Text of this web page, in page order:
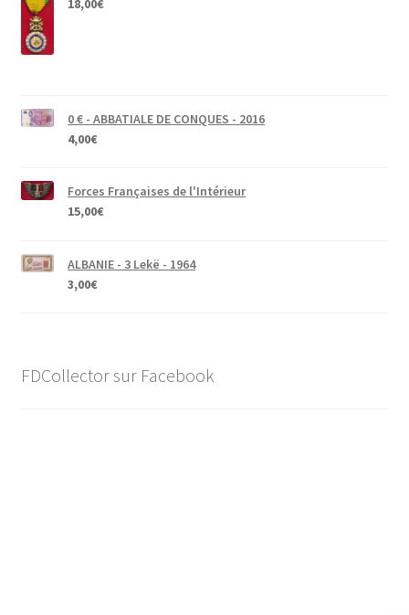
18,00€
0 € - ABBATIALE DE CONQUES - 2016
4,00€
Forces Françaises de l'Intérieur
15,00€
ALBANIE - 3 Lekë - 1964
3,00€
FDCollector sur Facebook